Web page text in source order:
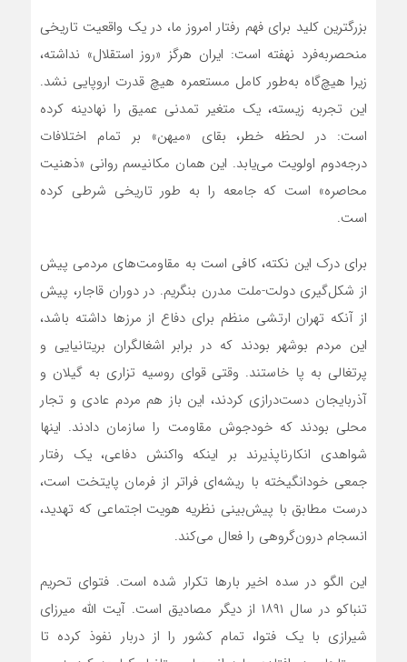
بزرگترین کلید برای فهم رفتار امروز ما، در یک واقعیت تاریخی
منحصربه‌فرد نهفته است: ایران هرگز «روز استقلال» نداشته،
زیرا هیچ‌گاه به‌طور کامل مستعمره هیچ قدرت اروپایی نشد.
این تجربه زیسته، یک متغیر تمدنی عمیق را نهادینه کرده
است: در لحظه خطر، بقای «میهن» بر تمام اختلافات
درجه‌دوم اولویت می‌یابد. این همان مکانیسم روانی «ذهنیت
محاصره» است که جامعه را به طور تاریخی شرطی کرده
است.
برای درک این نکته، کافی است به مقاومت‌های مردمی پیش
از شکل‌گیری دولت-ملت مدرن بنگریم. در دوران قاجار، پیش
از آنکه تهران ارتشی منظم برای دفاع از مرزها داشته باشد،
این مردم بوشهر بودند که در برابر اشغالگران بریتانیایی و
پرتغالی به پا خاستند. وقتی قوای روسیه تزاری به گیلان و
آذربایجان دست‌درازی کردند، این باز هم مردم عادی و تجار
محلی بودند که خودجوش مقاومت را سازمان دادند. اینها
شواهدی انکارناپذیرند بر اینکه واکنش دفاعی، یک رفتار
جمعی خودانگیخته با ریشه‌ای فراتر از فرمان پایتخت است،
درست مطابق با پیش‌بینی نظریه هویت اجتماعی که تهدید،
انسجام درون‌گروهی را فعال می‌کند.
این الگو در سده اخیر بارها تکرار شده است. فتوای تحریم
تنباکو در سال ۱۸۹۱ از دیگر مصادیق است. آیت الله میرزای
شیرازی با یک فتوا، تمام کشور را از دربار نفوذ کرده تا